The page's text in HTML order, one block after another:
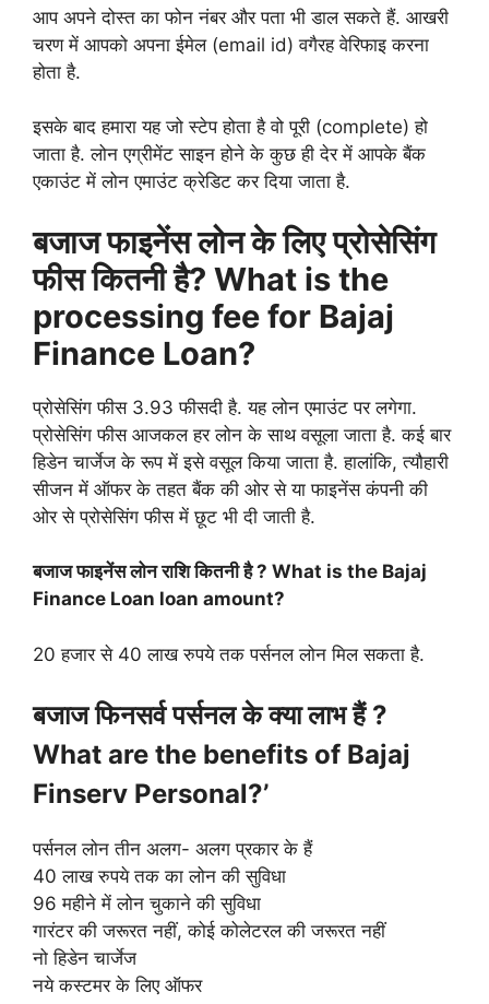
आप अपने दोस्त का फोन नंबर और पता भी डाल सकते हैं. आखरी
चरण में आपको अपना ईमेल (email id) वगैरह वेरिफाइ करना
होता है.
इसके बाद हमारा यह जो स्टेप होता है वो पूरी (complete) हो
जाता है. लोन एग्रीमेंट साइन होने के कुछ ही देर में आपके बैंक
एकाउंट में लोन एमाउंट क्रेडिट कर दिया जाता है.
बजाज फाइनेंस लोन के लिए प्रोसेसिंग
फीस कितनी है? What is the
processing fee for Bajaj
Finance Loan?
प्रोसेसिंग फीस 3.93 फीसदी है. यह लोन एमाउंट पर लगेगा.
प्रोसेसिंग फीस आजकल हर लोन के साथ वसूला जाता है. कई बार
हिडेन चार्जेज के रूप में इसे वसूल किया जाता है. हालांकि, त्यौहारी
सीजन में ऑफर के तहत बैंक की ओर से या फाइनेंस कंपनी की
ओर से प्रोसेसिंग फीस में छूट भी दी जाती है.
बजाज फाइनेंस लोन राशि कितनी है ? What is the Bajaj
Finance Loan loan amount?
20 हजार से 40 लाख रुपये तक पर्सनल लोन मिल सकता है.
बजाज फिनसर्व पर्सनल के क्या लाभ हैं ?
What are the benefits of Bajaj
Finserv Personal?’
पर्सनल लोन तीन अलग- अलग प्रकार के हैं
40 लाख रुपये तक का लोन की सुविधा
96 महीने में लोन चुकाने की सुविधा
गारंटर की जरूरत नहीं, कोई कोलेटरल की जरूरत नहीं
नो हिडेन चार्जेज
नये कस्टमर के लिए ऑफर